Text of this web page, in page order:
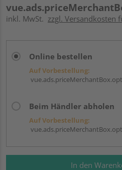
inkl. MwSt. zzgl. Versandkosten
Online bestellen
Auf Vorbestellung:
Beim Händler abholen
Auf Vorbestellung:
In den